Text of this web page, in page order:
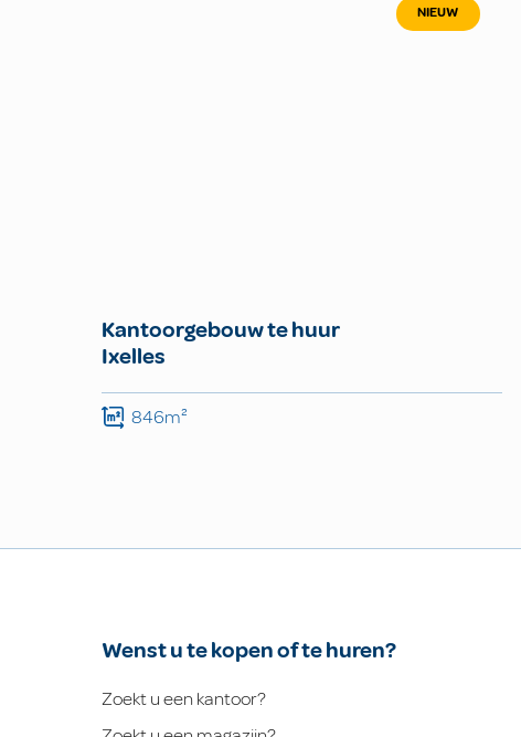
NIEUW
Kantoorgebouw te huur
Ixelles
846m²
Wenst u te kopen of te huren?
Zoekt u een kantoor?